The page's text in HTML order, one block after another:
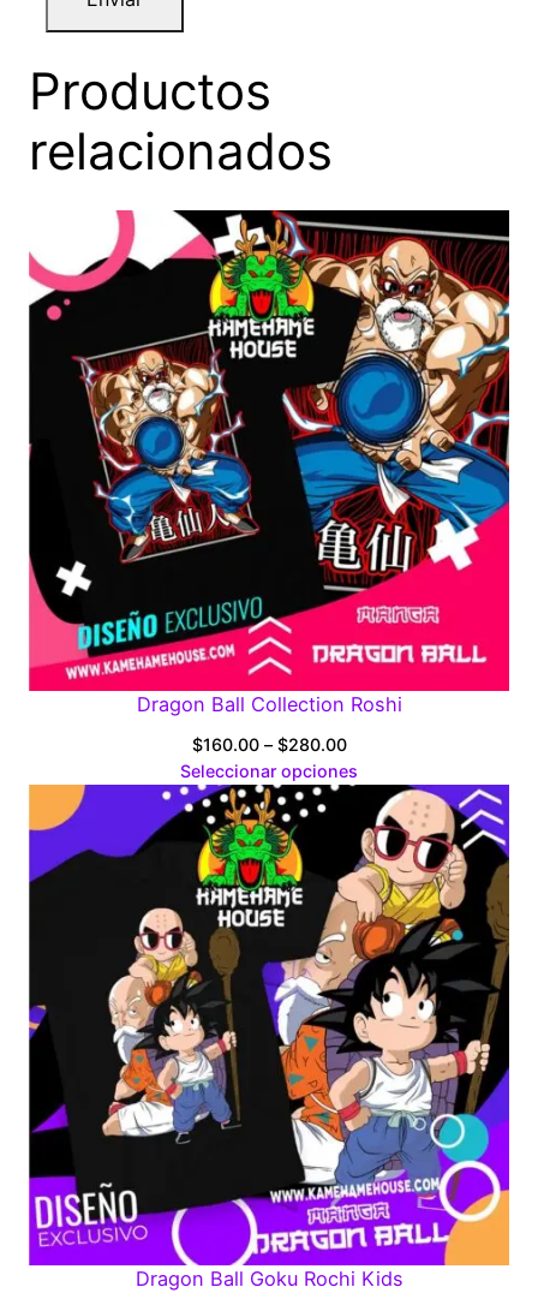
Productos
relacionados
Dragon Ball Collection Roshi
$160.00 – $280.00Price
range:
$160.00
through
$280.00
Seleccionar opciones
Dragon Ball Goku Rochi Kids